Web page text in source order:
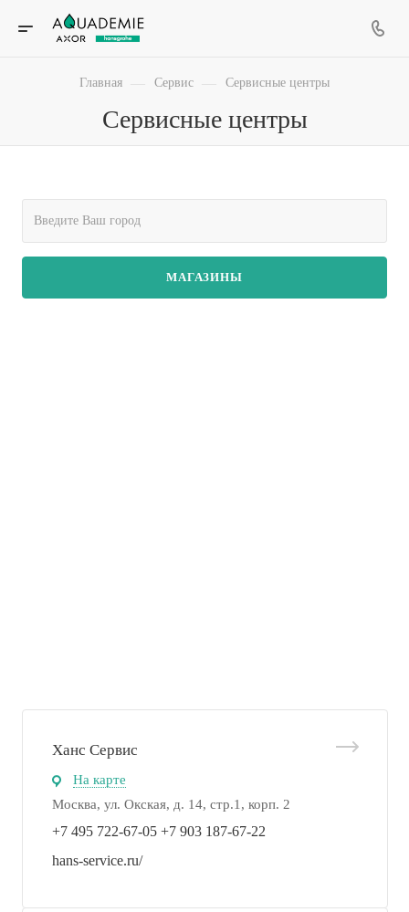
Главная Сервис Сервисные центры
Сервисные центры
МАГАЗИНЫ
Ханс Сервис
На карте
Москва, ул. Окская, д. 14, стр.1, корп. 2
+7 495 722-67-05 +7 903 187-67-22
hans-service.ru/